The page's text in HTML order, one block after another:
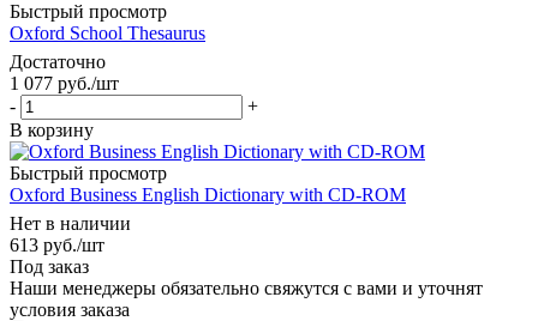
Быстрый просмотр
Oxford School Thesaurus
Достаточно
1 077 руб./шт
-
+
В корзину
Быстрый просмотр
Oxford Business English Dictionary with CD-ROM
Нет в наличии
613 руб./шт
Под заказ
Наши менеджеры обязательно свяжутся с вами и уточнят
условия заказа